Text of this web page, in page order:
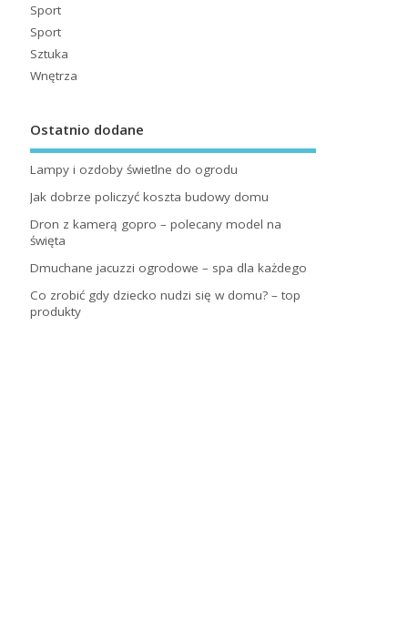
Sport
Sport
Sztuka
Wnętrza
Ostatnio dodane
Lampy i ozdoby świetlne do ogrodu
Jak dobrze policzyć koszta budowy domu
Dron z kamerą gopro – polecany model na
święta
Dmuchane jacuzzi ogrodowe – spa dla każdego
Co zrobić gdy dziecko nudzi się w domu? – top
produkty